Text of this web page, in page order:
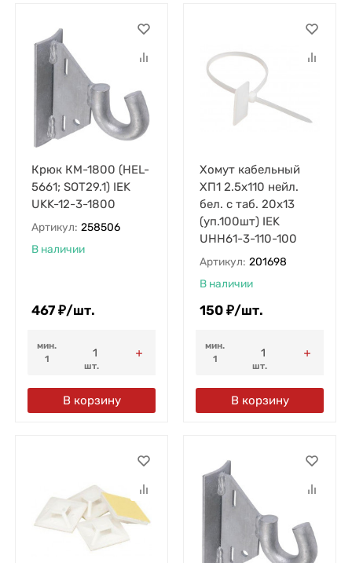
Крюк КМ-1800 (HEL-
5661; SOT29.1) IEK
UKK-12-3-1800
Артикул: 258506
В наличии
467 ₽/шт.
мин.
1
шт.
В корзину
Хомут кабельный
ХП1 2.5х110 нейл.
бел. с таб. 20х13
(уп.100шт) IEK
UHH61-3-110-100
Артикул: 201698
В наличии
150 ₽/шт.
мин.
1
шт.
В корзину